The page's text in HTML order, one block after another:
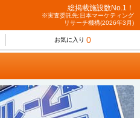
総掲載施設数No.1！
※実査委託先:日本マーケティング
リサーチ機構(2026年3月)
お気に入り 0